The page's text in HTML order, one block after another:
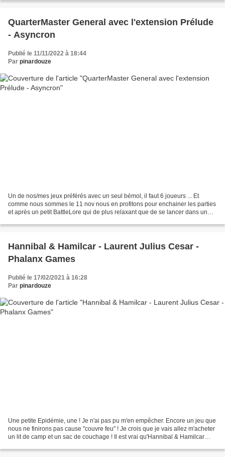
QuarterMaster General avec l'extension Prélude
- Asyncron
Publié le 11/11/2022 à 18:44
Par pinardouze
Un de nos/mes jeux préférés avec un seul bémol, il faut 6 joueurs ... Et
comme nous sommes le 11 nov nous en profitons pour enchainer les parties
et après un petit BattleLore qui de plus relaxant que de se lancer dans un
Hannibal & Hamilcar - Laurent Julius Cesar -
Phalanx Games
Publié le 17/02/2021 à 16:28
Par pinardouze
Une petite Epidémie, une ! Je n'ai pas pu m'en empêcher. Encore un jeu que
nous ne finirons pas cause "couvre feu" ! Je crois que je vais allez m'acheter
un lit de camp et un sac de couchage ! Il est vrai qu'Hannibal & Hamilcar